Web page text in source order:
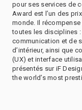
pour ses services de
Award est l’un des
monde. Il
toutes les disciplines
communication et de
d’intérieur, ainsi que
(UX) et interface
présentés sur iF
the world’s most